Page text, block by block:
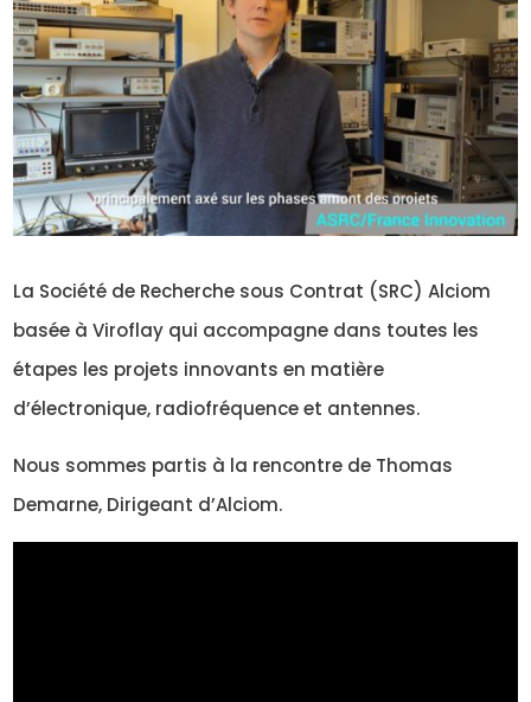
La Société de Recherche sous Contrat (SRC) Alciom
basée à Viroflay qui accompagne dans toutes les
étapes les projets innovants en matière
d’électronique, radiofréquence et antennes.
Nous sommes partis à la rencontre de Thomas
Demarne, Dirigeant d’Alciom.